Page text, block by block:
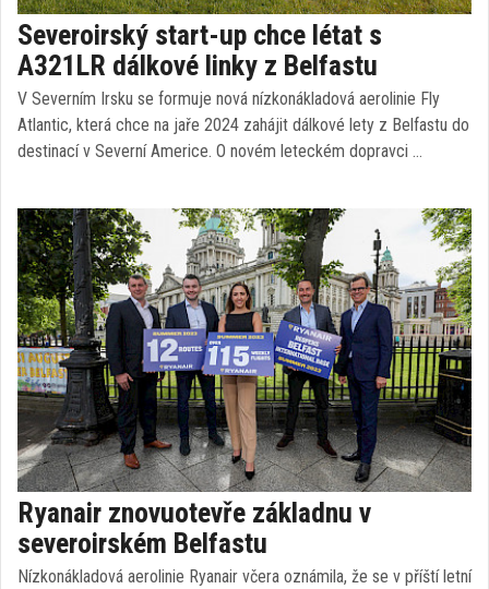
Severoirský start-up chce létat s
A321LR dálkové linky z Belfastu
V Severním Irsku se formuje nová nízkonákladová aerolinie Fly
Atlantic, která chce na jaře 2024 zahájit dálkové lety z Belfastu do
destinací v Severní Americe. O novém leteckém dopravci …
Ryanair znovuotevře základnu v
severoirském Belfastu
Nízkonákladová aerolinie Ryanair včera oznámila, že se v příští letní